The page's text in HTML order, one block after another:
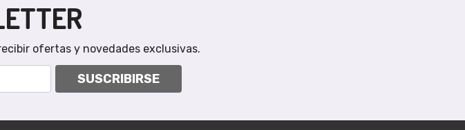
ofertas y novedades exclusivas.
SUSCRIBIRSE